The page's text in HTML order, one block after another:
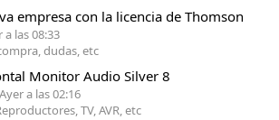
empresa con la licencia de Thomson
a las 08:33
dudas, etc
Monitor Audio Silver 8
Ayer a las 02:16
TV, AVR, etc